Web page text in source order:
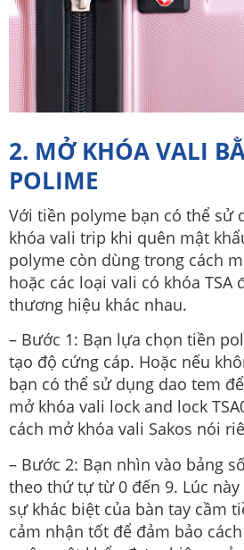
2. MỞ KHÓA VALI
POLIME
Với tiền polyme bạn có thể sử
khóa vali trip khi quên mật
polyme còn dùng trong cách
hoặc các loại vali có khóa TSA
thương hiệu khác nhau.
– Bước 1: Bạn lựa chọn tiền
tạo độ cứng cáp. Hoặc nếu
bạn có thể sử dụng dao tem
mở khóa vali lock and lock
cách mở khóa vali Sakos nói
– Bước 2: Bạn nhìn vào bảng
theo thứ tự từ 0 đến 9. Lúc
sự khác biệt của bàn tay cầm
cảm nhận tốt để đảm bảo